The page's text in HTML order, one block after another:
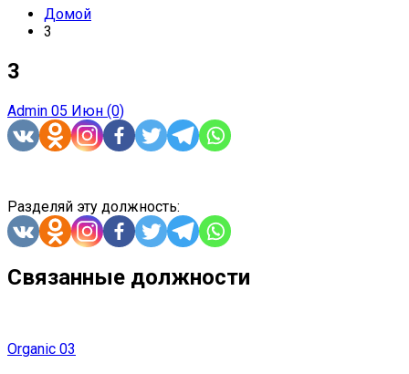
Домой
3
3
Admin 05 Июн (0)
Разделяй эту должность:
Связанные должности
Organic 03